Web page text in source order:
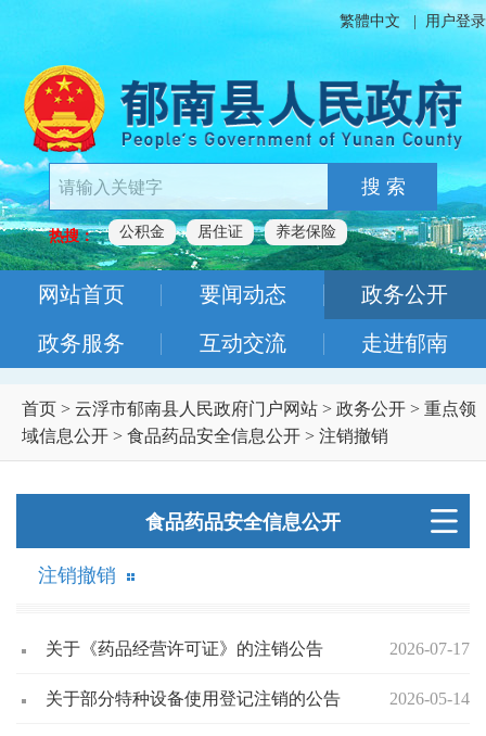
繁體中文 用户登录
搜 索
热搜： 公积金 居住证 养老保险
网站首页 要闻动态 政务公开
政务服务 互动交流 走进郁南
首页 > 云浮市郁南县人民政府门户网站 > 政务公开 > 重点领
域信息公开 > 食品药品安全信息公开 > 注销撤销
食品药品安全信息公开
注销撤销
关于《药品经营许可证》的注销公告 2026-07-17
关于部分特种设备使用登记注销的公告 2026-05-14